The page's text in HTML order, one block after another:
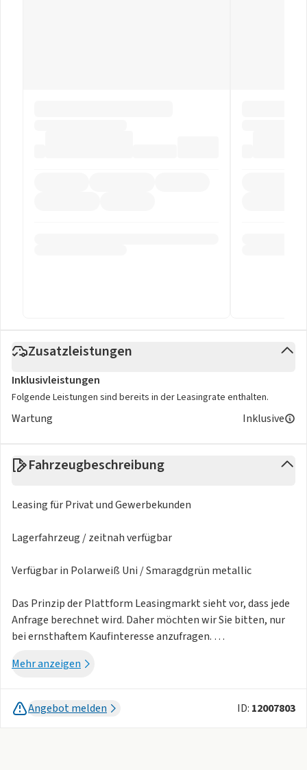
Zusatzleistungen
Inklusivleistungen
Folgende Leistungen sind bereits in der Leasingrate enthalten.
Wartung Inklusive
Fahrzeugbeschreibung
Leasing für Privat und Gewerbekunden
Lagerfahrzeug / zeitnah verfügbar
Verfügbar in Polarweiß Uni / Smaragdgrün metallic
Das Prinzip der Plattform Leasingmarkt sieht vor, dass jede
Anfrage berechnet wird. Daher möchten wir Sie bitten, nur
bei ernsthaftem Kaufinteresse anzufragen.
Ebenfalls bitte nur, wenn Sie mit einer Lieferung binnen
Leasing nur möglich mit deutschem Firmensitz
Mehr anzeigen
Angebot melden ID: 12007803